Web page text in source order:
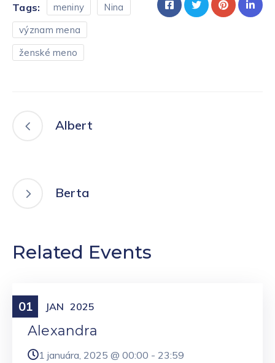
Tags: meniny
Nina
význam mena
ženské meno
Albert
Berta
Related Events
01 JAN 2025
Meniny
Alexandra
1 januára, 2025 @ 00:00 - 23:59